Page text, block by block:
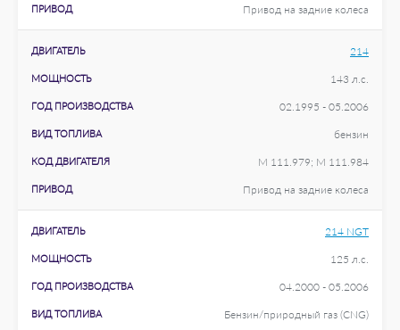
ПРИВОД Привод на задние колеса
ДВИГАТЕЛЬ 214
МОЩНОСТЬ 143 л.с.
ГОД ПРОИЗВОДСТВА 02.1995 - 05.2006
ВИД ТОПЛИВА бензин
КОД ДВИГАТЕЛЯ M 111.979; M 111.984
ПРИВОД Привод на задние колеса
ДВИГАТЕЛЬ 214 NGT
МОЩНОСТЬ 125 л.с.
ГОД ПРОИЗВОДСТВА 04.2000 - 05.2006
ВИД ТОПЛИВА Бензин/природный газ (CNG)